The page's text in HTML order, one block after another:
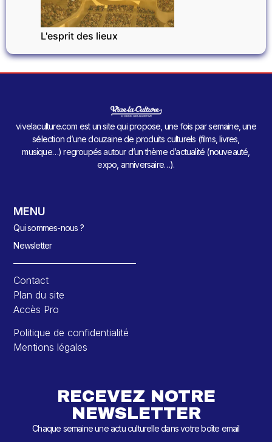
L'esprit des lieux
vivelaculture.com est un site qui propose, une fois par semaine, une
sélection d’une douzaine de produits culturels (films, livres,
musique…) regroupés autour d’un thème d’actualité (nouveauté,
expo, anniversaire…).
MENU
Qui sommes-nous ?
Newsletter
Contact
Plan du site
Accès Pro
Politique de confidentialité
Mentions légales
RECEVEZ NOTRE
NEWSLETTER
Chaque semaine une actu culturelle dans votre boîte email